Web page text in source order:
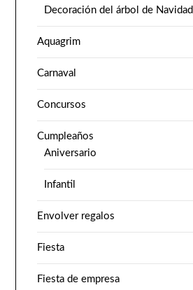
Decoración del árbol de Navidad
Aquagrim
Carnaval
Concursos
Cumpleaños
Aniversario
Infantil
Envolver regalos
Fiesta
Fiesta de empresa